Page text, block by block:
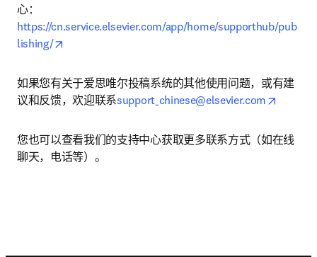
https://cn.service.elsevier.com/app/home/supporthub/pub
lishing/
如果您有关于爱思唯尔投稿系统的其他使用问题，或有建
议和反馈，欢迎联系support_chinese@elsevier.com
您也可以查看我们的支持中心获取更多联系方式（如在线
聊天，电话等）。